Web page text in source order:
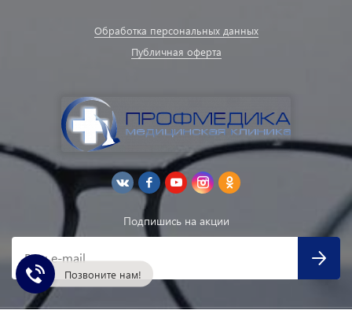
Обработка персональных данных
Публичная оферта
Подпишись на акции
Ваш e-mail
Позвоните нам!